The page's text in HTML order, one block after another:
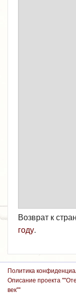
Возврат к
году.
Политика
Описание проекта
век""